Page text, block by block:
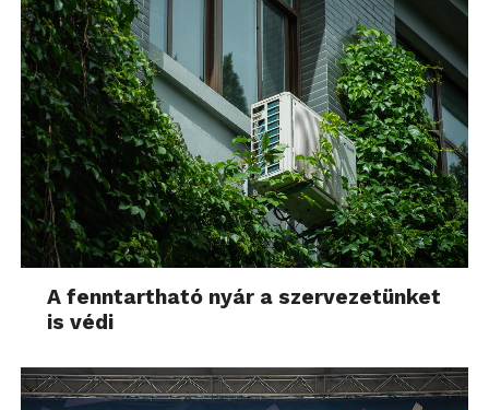
A fenntartható nyár a szervezetünket
is védi